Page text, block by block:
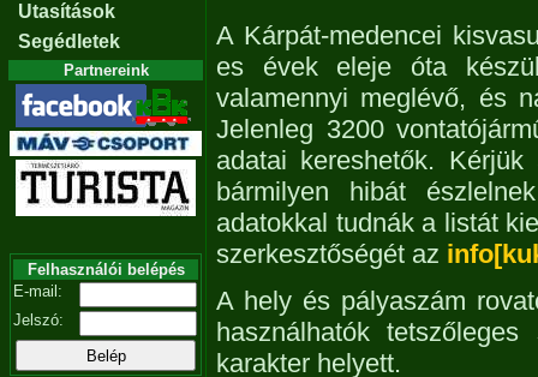
Utasítások
Segédletek
Partnereink
Felhasználói belépés
E-mail:
Jelszó:
A Kárpát-medencei
es évek eleje óta
valamennyi meglévő, és
Jelenleg 3200
adatai kereshetők.
bármilyen hibát
adatokkal tudnák a listát
szerkesztőségét az
A hely és pályaszám
használhatók
karakter helyett.